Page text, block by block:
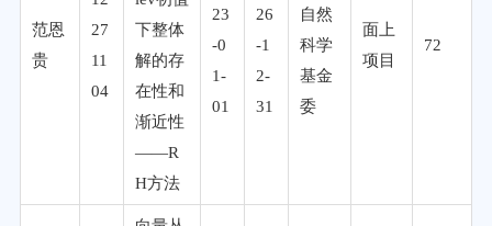
范恩
贵
27
11
04
下整体
解的存
在性和
渐近性
——R
H方法
23
-0
1-
01
26
-1
2-
31
自然
科学
基金
委
面上
项目
72